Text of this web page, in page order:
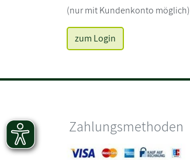
(nur mit Kundenkonto möglich)
zum Login
Zahlungsmethoden